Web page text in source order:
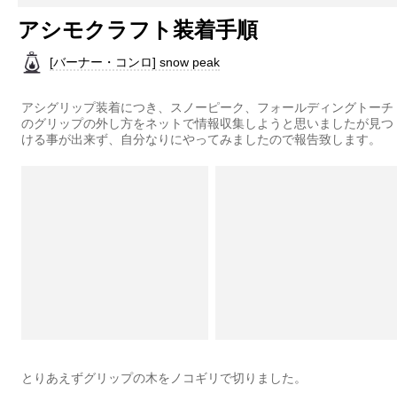
アシモクラフト装着手順
[バーナー・コンロ] snow peak
アシグリップ装着につき、スノーピーク、フォールディングトーチ
のグリップの外し方をネットで情報収集しようと思いましたが見つ
ける事が出来ず、自分なりにやってみましたので報告致します。
とりあえずグリップの木をノコギリで切りました。